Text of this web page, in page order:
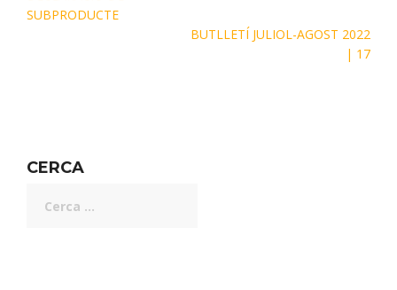
SUBPRODUCTE
BUTLLETÍ JULIOL-AGOST 2022
| 17
CERCA